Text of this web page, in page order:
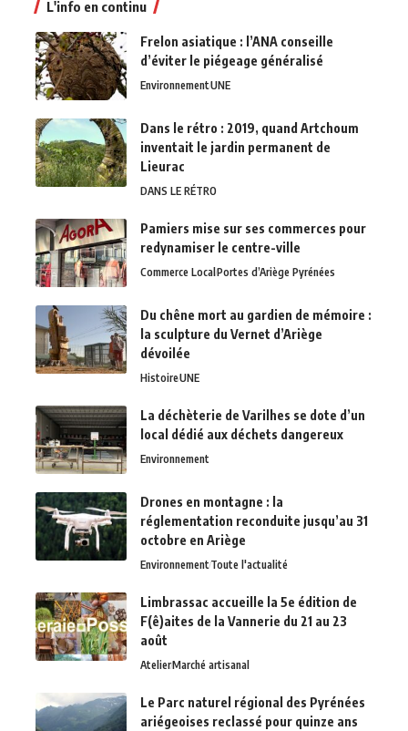
L'info en continu
Frelon asiatique : l’ANA conseille
d’éviter le piégeage généralisé
EnvironnementUNE
Dans le rétro : 2019, quand Artchoum
inventait le jardin permanent de
Lieurac
DANS LE RÉTRO
Pamiers mise sur ses commerces pour
redynamiser le centre-ville
Commerce LocalPortes d’Ariège Pyrénées
Du chêne mort au gardien de mémoire :
la sculpture du Vernet d’Ariège
dévoilée
HistoireUNE
La déchèterie de Varilhes se dote d’un
local dédié aux déchets dangereux
Environnement
Drones en montagne : la
réglementation reconduite jusqu’au 31
octobre en Ariège
EnvironnementToute l'actualité
Limbrassac accueille la 5e édition de
F(ê)aites de la Vannerie du 21 au 23
août
AtelierMarché artisanal
Le Parc naturel régional des Pyrénées
ariégeoises reclassé pour quinze ans